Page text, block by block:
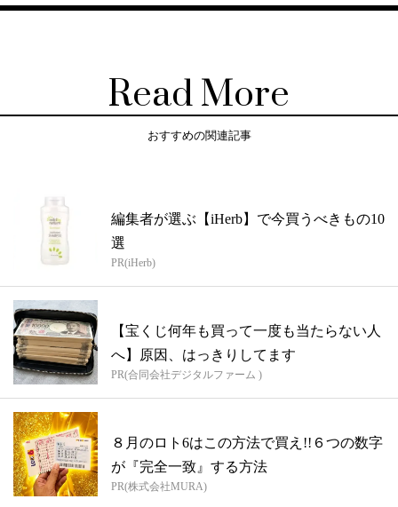
Read More
おすすめの関連記事
編集者が選ぶ【iHerb】で今買うべきもの10
選
PR(iHerb)
【宝くじ何年も買って一度も当たらない人
へ】原因、はっきりしてます
PR(合同会社デジタルファーム )
８月のロト6はこの方法で買え!!６つの数字
が『完全一致』する方法
PR(株式会社MURA)